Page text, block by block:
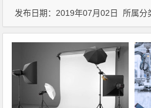
发布日期：2019年07月02日 所属分